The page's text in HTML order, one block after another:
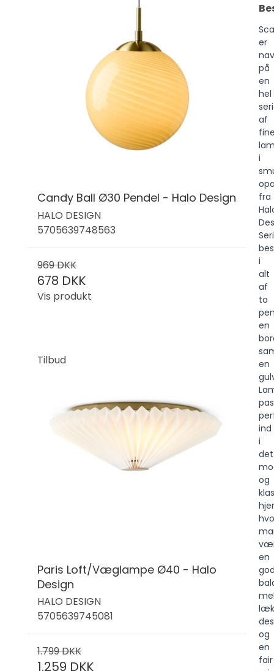
Candy Ball Ø30 Pendel - Halo Design
HALO DESIGN
5705639748563
969 DKK
678 DKK
Vis produkt
Tilbud
Paris Loft/Væglampe Ø40 - Halo
Design
HALO DESIGN
5705639745081
1.799 DKK
1.259 DKK
er
på
en
hel
af
i
fra
i
alt
af
to
en
en
ind
i
det
og
en
og
en
fair